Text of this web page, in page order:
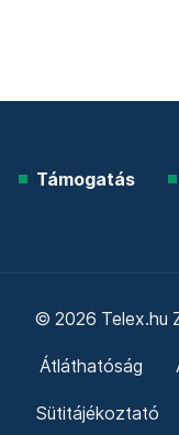
Támogatás
© 2026 Telex.hu
Átláthatóság
Sütitájékoztató